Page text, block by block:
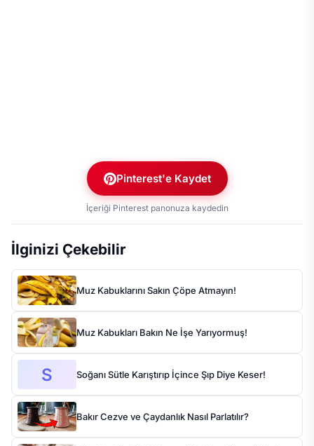
Pinterest'e Kaydet
İçeriği Pinterest panonuza kaydedin
İlginizi Çekebilir
Muz Kabuklarını Sakın Çöpe Atmayın!
Muz Kabukları Bakın Ne İşe Yarıyormuş!
S Soğanı Sütle Karıştırıp İçince Şıp Diye Keser!
Bakır Cezve ve Çaydanlık Nasıl Parlatılır?